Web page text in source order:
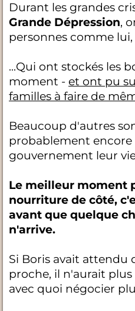
Durant les grandes
Grande Dépression,
personnes comme
...Qui ont stockés les
moment - et ont pu
familles à faire de
Beaucoup d'autres
probablement
gouvernement leur
Le meilleur moment
nourriture de côté,
avant que quelque
n'arrive.
Si Boris avait attendu
proche, il n'aurait
avec quoi négocier